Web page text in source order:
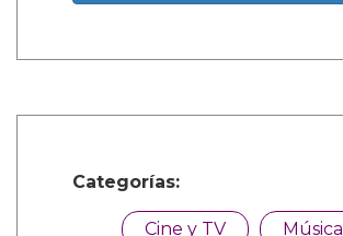
Categorías:
Cine y TV Música